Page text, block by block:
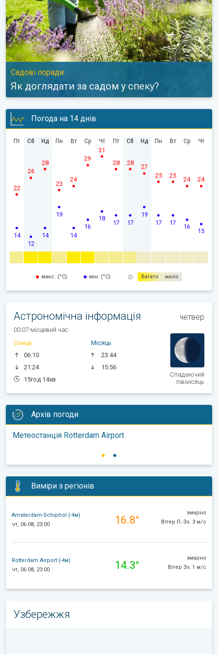
Садові поради
Як доглядати за садом у спеку?
Погода на 14 днів
Пт
14
22
Сб
12
26
Нд
14
28
Пн
19
23
Вт
14
24
Ср
16
29
Чт
18
31
Пт
17
28
Сб
17
28
Нд
19
27
Пн
17
25
Вт
17
25
Ср
16
24
Чт
15
24
макс. (°C) мін. (°C) багато мало
Астрономічна інформація четвер
00:07 місцевий час
Сонце
06:10
21:24
15год 14хв
Місяць
23:44
15:56
Спадаючий
півмісяць
Архів погоди
Метеостанція Rotterdam Airport
Виміри з регіонів
Amsterdam-Schiphol (-4м)
чт, 06.08, 23:00
16.8°
хмарно
Вітер П.-Зх. 3 м/с
Rotterdam Airport (-4м)
чт, 06.08, 23:00
14.3°
хмарно
Вітер Зх. 1 м/с
Узбережжя